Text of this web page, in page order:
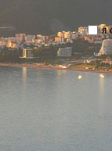
я